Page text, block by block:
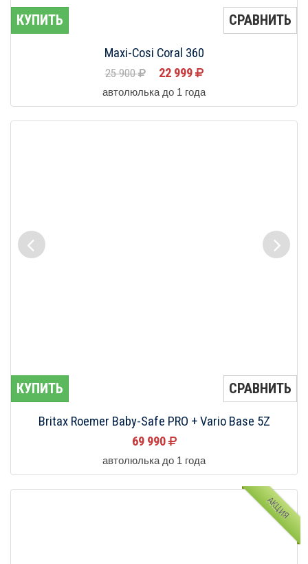
КУПИТЬ СРАВНИТЬ
Maxi-Cosi Coral 360
25 900 22 999
автолюлька до 1 года
КУПИТЬ СРАВНИТЬ
Britax Roemer Baby-Safe PRO + Vario Base 5Z
69 990
автолюлька до 1 года
АКЦИЯ